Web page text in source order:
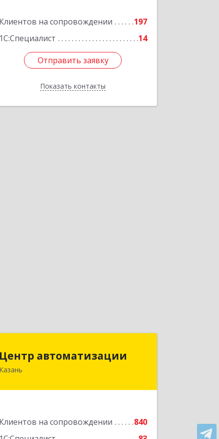
Клиентов на сопровождении
197
1С:Специалист
14
Отправить заявку
Показать контакты
Отправить заявку
Назад
Центр автоматизации
Казань
Клиентов на сопровождении
840
420133, Татарстан Респ, Казань г,